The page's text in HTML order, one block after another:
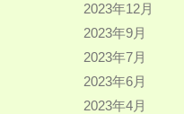
2023年12月
2023年9月
2023年7月
2023年6月
2023年4月